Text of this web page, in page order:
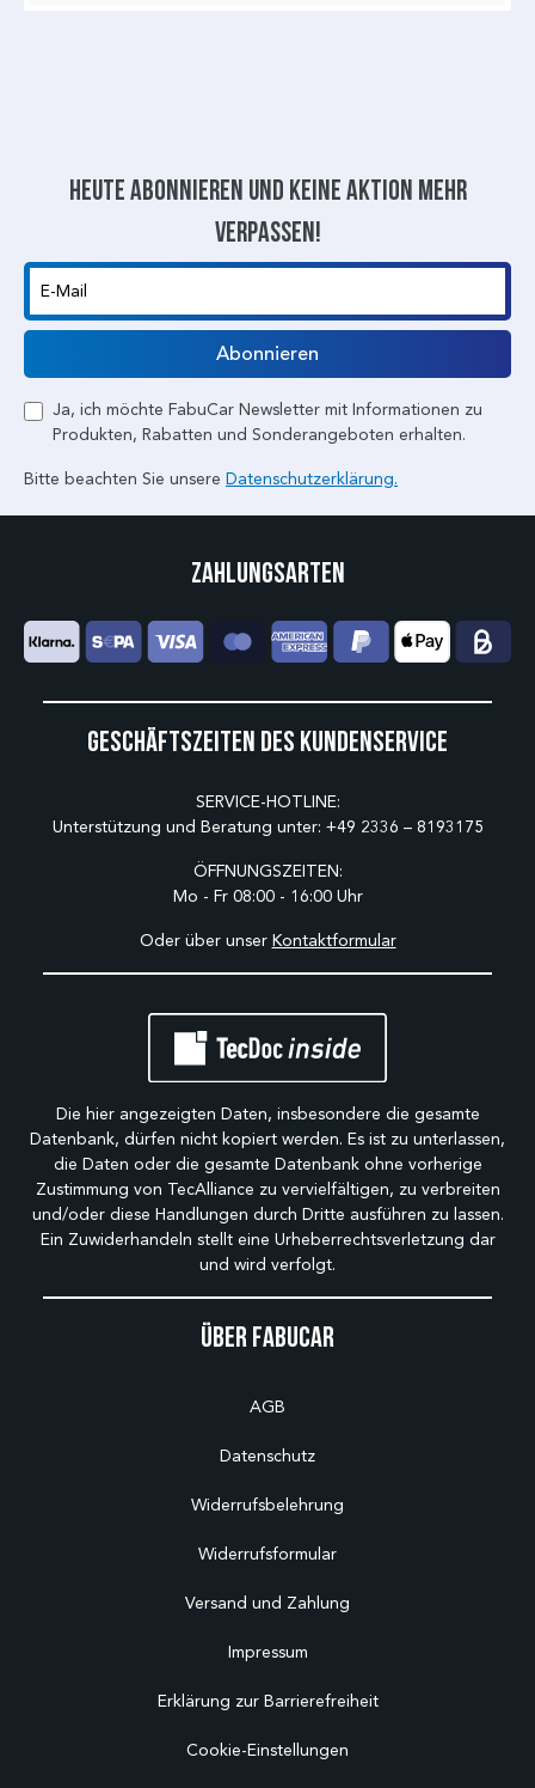
Heute abonnieren und keine aktion mehr
verpassen!
E-Mail
Abonnieren
Ja, ich möchte FabuCar Newsletter mit Informationen zu
Produkten, Rabatten und Sonderangeboten erhalten.
Bitte beachten Sie unsere Datenschutzerklärung.
Über Fabucar
AGB
Datenschutz
Widerrufsbelehrung
Widerrufsformular
Versand und Zahlung
Impressum
Erklärung zur Barrierefreiheit
Cookie-Einstellungen
Geschäftszeiten des Kundenservice
SERVICE-HOTLINE:
Unterstützung und Beratung unter: +49 2336 – 8193175
ÖFFNUNGSZEITEN:
Mo - Fr 08:00 - 16:00 Uhr
Oder über unser Kontaktformular
Zahlungsarten
Die hier angezeigten Daten, insbesondere die gesamte
Datenbank, dürfen nicht kopiert werden. Es ist zu unterlassen,
die Daten oder die gesamte Datenbank ohne vorherige
Zustimmung von TecAlliance zu vervielfältigen, zu verbreiten
und/oder diese Handlungen durch Dritte ausführen zu lassen.
Ein Zuwiderhandeln stellt eine Urheberrechtsverletzung dar
und wird verfolgt.